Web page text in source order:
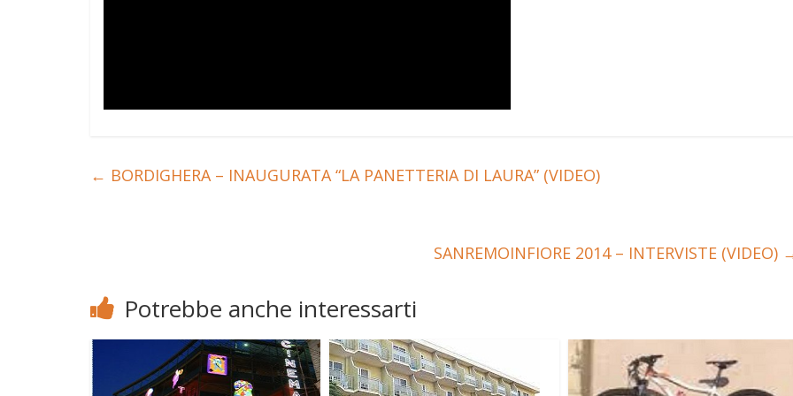
← BORDIGHERA – INAUGURATA “LA PANETTERIA DI LAURA” (VIDEO)
SANREMOINFIORE 2014 – INTERVISTE (VIDEO)
Potrebbe anche interessarti